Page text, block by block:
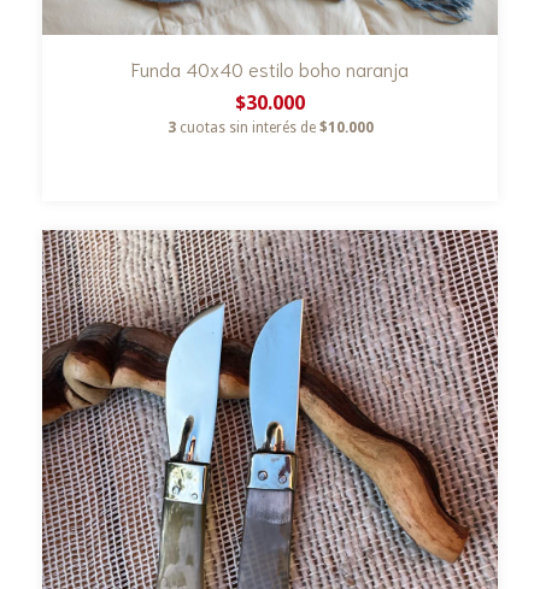
Funda 40x40 estilo boho naranja
$30.000
3 cuotas sin interés de $10.000